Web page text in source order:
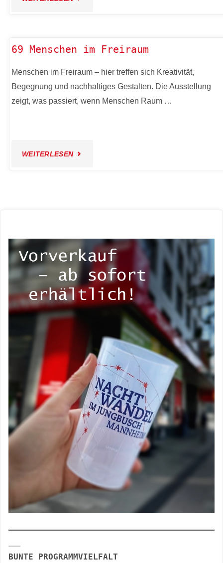
JUNGE
GOLDSCHMIEDE-
69 Menschen im Freiraum
Menschen im Freiraum – hier treffen sich Kreativität,
Begegnung und nachhaltiges Gestalten. Die Ausstellung
zeigt, was passiert, wenn Menschen Raum …
WEITERLESEN"69
BUNTE PROGRAMMVIELFALT